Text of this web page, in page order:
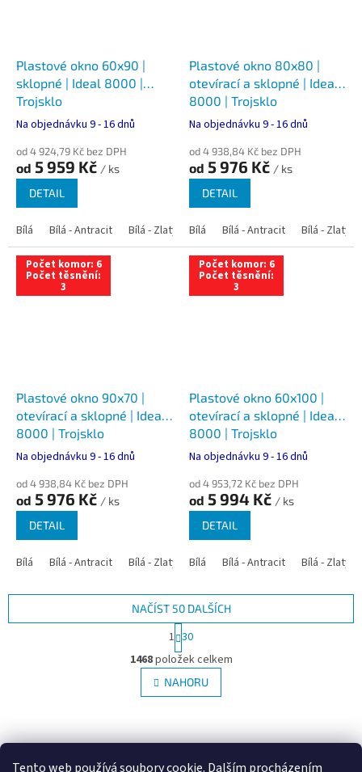
Tento web používá soubory cookie. Dalším procházením
Plastové okno 60x90 |
sklopné | Ideal 8000 |
Trojsklo
Na objednávku 9 - 16 dnů
od 4 924,79 Kč bez DPH
od 5 959 Kč / ks
DETAIL
Bílá Bílá - Antracit Bílá - Zlatý dub Bílá - Tmavý dub Bílá -
Plastové okno 80x80 |
otevírací a sklopné | Ideal
8000 | Trojsklo
Na objednávku 9 - 16 dnů
od 4 938,84 Kč bez DPH
od 5 976 Kč / ks
DETAIL
Bílá Bílá - Antracit Bílá - Zlatý
Počet komor: 6
Počet těsnění:
3
Plastové okno 90x70 |
otevírací a sklopné | Ideal
8000 | Trojsklo
Na objednávku 9 - 16 dnů
od 4 938,84 Kč bez DPH
od 5 976 Kč / ks
DETAIL
Bílá Bílá - Antracit Bílá - Zlatý dub Bílá - Tmavý dub Bílá -
Počet komor: 6
Počet těsnění:
3
Plastové okno 60x100 |
otevírací a sklopné | Ideal
8000 | Trojsklo
Na objednávku 9 - 16 dnů
od 4 953,72 Kč bez DPH
od 5 994 Kč / ks
DETAIL
Bílá Bílá - Antracit Bílá - Zlatý
O
v
l
á
c
NAČÍST 50 DALŠÍCH
S
t
r
á
n
k
á
í
1 30
1468položek celkem
NAHORU
á